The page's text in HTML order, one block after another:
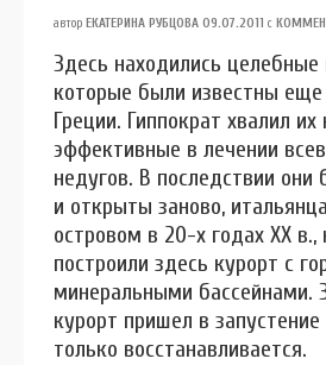
автор ЕКАТЕРИНА РУБЦОВА 09.07.2011 с
Здесь находились целебные
которые были известны
Греции. Гиппократ хвалил
эффективные в лечении
недугов. В последствии
и открыты заново,
островом в 20-х годах ХХ в.,
построили здесь курорт с
минеральными бассейнами.
курорт пришел в запустение
только восстанавливается.